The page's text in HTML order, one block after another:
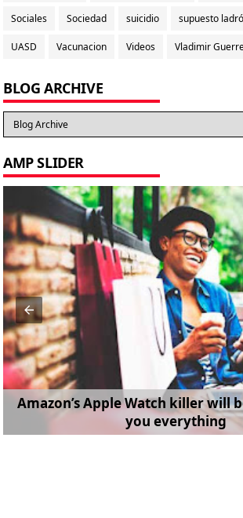
Sociales Sociedad suicidio supuesto
UASD Vacunacion Videos Vladimir
BLOG ARCHIVE
AMP SLIDER
Amazon’s Apple Watch killer will
you everything